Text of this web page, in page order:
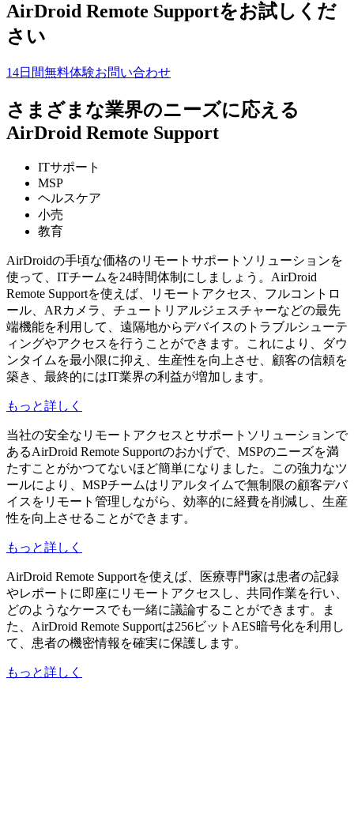
AirDroid Remote Supportをお試しくだ
さい
14日間無料体験お問い合わせ
さまざまな業界のニーズに応える
AirDroid Remote Support
ITサポート
MSP
ヘルスケア
小売
教育
AirDroidの手頃な価格のリモートサポートソリューションを
使って、ITチームを24時間体制にしましょう。AirDroid
Remote Supportを使えば、リモートアクセス、フルコントロ
ール、ARカメラ、チュートリアルジェスチャーなどの最先
端機能を利用して、遠隔地からデバイスのトラブルシューテ
ィングやアクセスを行うことができます。これにより、ダウ
ンタイムを最小限に抑え、生産性を向上させ、顧客の信頼を
築き、最終的にはIT業界の利益が増加します。
もっと詳しく
当社の安全なリモートアクセスとサポートソリューションで
あるAirDroid Remote Supportのおかげで、MSPのニーズを満
たすことがかつてないほど簡単になりました。この強力なツ
ールにより、MSPチームはリアルタイムで無制限の顧客デバ
イスをリモート管理しながら、効率的に経費を削減し、生産
性を向上させることができます。
もっと詳しく
AirDroid Remote Supportを使えば、医療専門家は患者の記録
やレポートに即座にリモートアクセスし、共同作業を行い、
どのようなケースでも一緒に議論することができます。ま
た、AirDroid Remote Supportは256ビットAES暗号化を利用し
て、患者の機密情報を確実に保護します。
もっと詳しく